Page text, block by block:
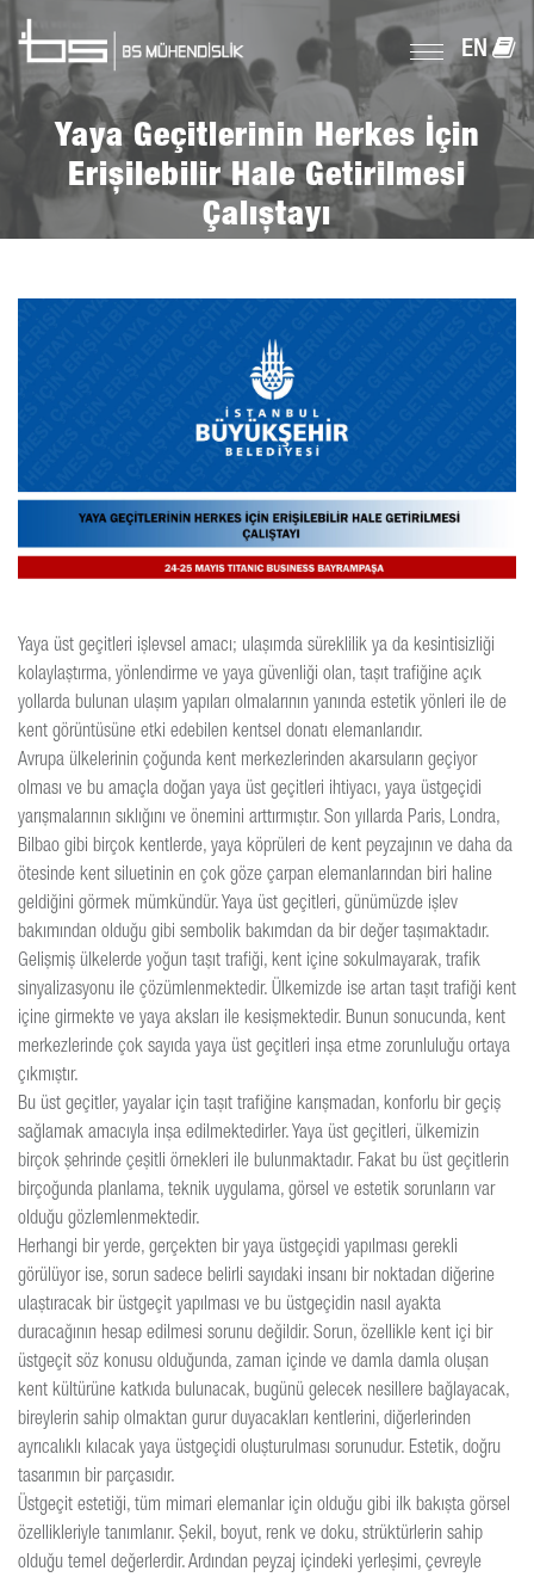
EN
Yaya Geçitlerinin Herkes İçin
Erişilebilir Hale Getirilmesi
Çalıştayı
Yaya üst geçitleri işlevsel amacı; ulaşımda süreklilik ya da kesintisizliği
kolaylaştırma, yönlendirme ve yaya güvenliği olan, taşıt trafiğine açık
yollarda bulunan ulaşım yapıları olmalarının yanında estetik yönleri ile de
kent görüntüsüne etki edebilen kentsel donatı elemanlarıdır.
Avrupa ülkelerinin çoğunda kent merkezlerinden akarsuların geçiyor
olması ve bu amaçla doğan yaya üst geçitleri ihtiyacı, yaya üstgeçidi
yarışmalarının sıklığını ve önemini arttırmıştır. Son yıllarda Paris, Londra,
Bilbao gibi birçok kentlerde, yaya köprüleri de kent peyzajının ve daha da
ötesinde kent siluetinin en çok göze çarpan elemanlarından biri haline
geldiğini görmek mümkündür. Yaya üst geçitleri, günümüzde işlev
bakımından olduğu gibi sembolik bakımdan da bir değer taşımaktadır.
Gelişmiş ülkelerde yoğun taşıt trafiği, kent içine sokulmayarak, trafik
sinyalizasyonu ile çözümlenmektedir. Ülkemizde ise artan taşıt trafiği kent
içine girmekte ve yaya aksları ile kesişmektedir. Bunun sonucunda, kent
merkezlerinde çok sayıda yaya üst geçitleri inşa etme zorunluluğu ortaya
çıkmıştır.
Bu üst geçitler, yayalar için taşıt trafiğine karışmadan, konforlu bir geçiş
sağlamak amacıyla inşa edilmektedirler. Yaya üst geçitleri, ülkemizin
birçok şehrinde çeşitli örnekleri ile bulunmaktadır. Fakat bu üst geçitlerin
birçoğunda planlama, teknik uygulama, görsel ve estetik sorunların var
olduğu gözlemlenmektedir.
Herhangi bir yerde, gerçekten bir yaya üstgeçidi yapılması gerekli
görülüyor ise, sorun sadece belirli sayıdaki insanı bir noktadan diğerine
ulaştıracak bir üstgeçit yapılması ve bu üstgeçidin nasıl ayakta
duracağının hesap edilmesi sorunu değildir. Sorun, özellikle kent içi bir
üstgeçit söz konusu olduğunda, zaman içinde ve damla damla oluşan
kent kültürüne katkıda bulunacak, bugünü gelecek nesillere bağlayacak,
bireylerin sahip olmaktan gurur duyacakları kentlerini, diğerlerinden
ayrıcalıklı kılacak yaya üstgeçidi oluşturulması sorunudur. Estetik, doğru
tasarımın bir parçasıdır.
Üstgeçit estetiği, tüm mimari elemanlar için olduğu gibi ilk bakışta görsel
özellikleriyle tanımlanır. Şekil, boyut, renk ve doku, strüktürlerin sahip
olduğu temel değerlerdir. Ardından peyzaj içindeki yerleşimi, çevreyle